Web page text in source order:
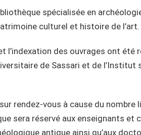
spécialisée en
culturel et histoire de l’art.
l’indexation des ouvrages ont été
de Sassari et de l’Institut
sur rendez-vous à cause du
sera réservé aux enseignants et
antique ainsi qu’aux